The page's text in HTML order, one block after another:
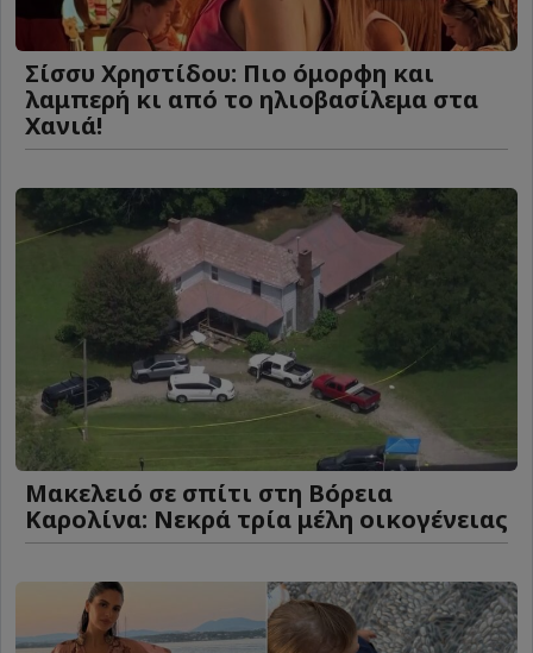
Σίσσυ Χρηστίδου: Πιο όμορφη και
λαμπερή κι από το ηλιοβασίλεμα στα
Χανιά!
Μακελειό σε σπίτι στη Βόρεια
Καρολίνα: Νεκρά τρία μέλη οικογένειας